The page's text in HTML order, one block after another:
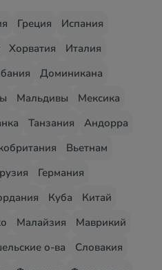
Греция
Испания
Хорватия
Италия
Доминикана
Мальдивы
Мексика
Танзания
Андорра
Вьетнам
Германия
Куба
Китай
Малайзия
Маврикий
о-ва
Словакия